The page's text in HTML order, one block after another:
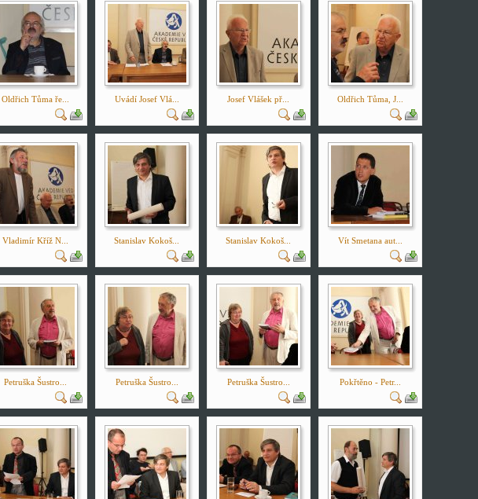
Oldřich Tůma ře... Uvádí Josef Vlá... Josef Vlášek př... Oldřich Tůma, J...
Vladimír Kříž N... Stanislav Kokoš... Stanislav Kokoš... Vít Smetana aut...
Petruška Šustro... Petruška Šustro... Petruška Šustro... Pokřtěno - Petr...